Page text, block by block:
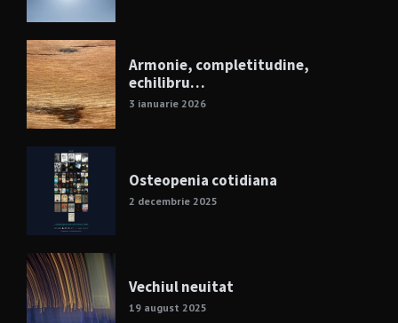
Armonie, completitudine,
echilibru…
3 ianuarie 2026
Osteopenia cotidiana
2 decembrie 2025
Vechiul neuitat
19 august 2025